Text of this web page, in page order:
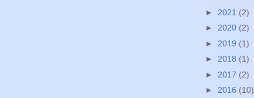
► 2021 (2)
► 2020 (2)
► 2019 (1)
► 2018 (1)
► 2017 (2)
► 2016 (10)